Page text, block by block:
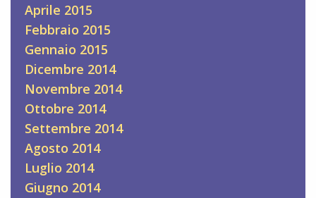
Aprile 2015
Febbraio 2015
Gennaio 2015
Dicembre 2014
Novembre 2014
Ottobre 2014
Settembre 2014
Agosto 2014
Luglio 2014
Giugno 2014